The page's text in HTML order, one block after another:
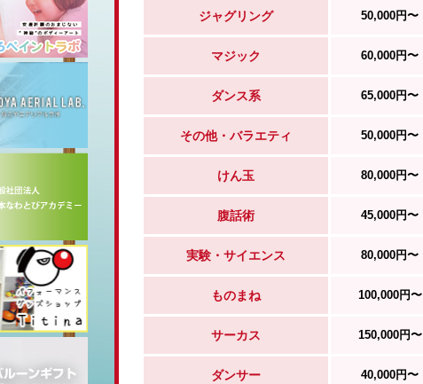
ジャグリング 50,000円〜
マジック 60,000円〜
ダンス系 65,000円〜
その他・バラエティ 50,000円〜
けん玉 80,000円〜
腹話術 45,000円〜
実験・サイエンス 80,000円〜
ものまね 100,000円〜
サーカス 150,000円〜
ダンサー 40,000円〜